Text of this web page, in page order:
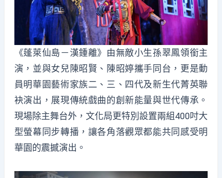
《蓬萊仙島－漢鍾離》由無敵小生孫翠鳳領銜主
演，並與女兒陳昭賢、陳昭婷攜手同台，更是動
員明華園藝術家族二、三、四代及新生代菁英聯
袂演出，展現傳統戲曲的創新能量與世代傳承。
現場除主舞台外，文化局更特別設置兩組400吋大
型螢幕同步轉播，讓各角落觀眾都能共同感受明
華園的震撼演出。